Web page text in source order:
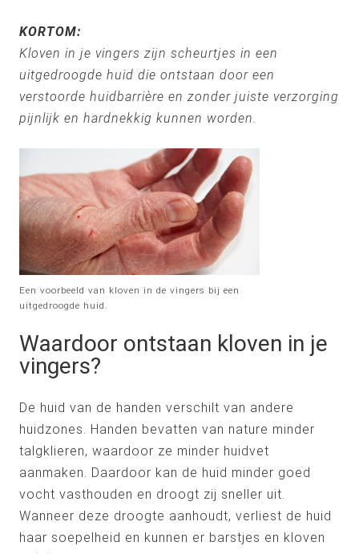
KORTOM:
Kloven in je vingers zijn scheurtjes in een
uitgedroogde huid die ontstaan door een
verstoorde huidbarrière en zonder juiste verzorging
pijnlijk en hardnekkig kunnen worden.
Een voorbeeld van kloven in de vingers bij een
uitgedroogde huid.
Waardoor ontstaan kloven in je
vingers?
De huid van de handen verschilt van andere
huidzones. Handen bevatten van nature minder
talgklieren, waardoor ze minder huidvet
aanmaken. Daardoor kan de huid minder goed
vocht vasthouden en droogt zij sneller uit.
Wanneer deze droogte aanhoudt, verliest de huid
haar soepelheid en kunnen er barstjes en kloven